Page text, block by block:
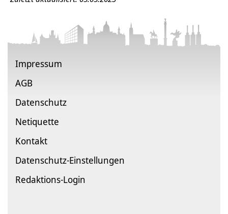
Impressum
AGB
Datenschutz
Netiquette
Kontakt
Datenschutz-Einstellungen
Redaktions-Login